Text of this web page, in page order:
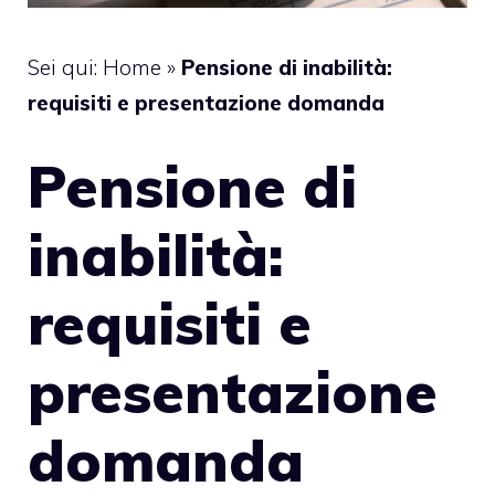
Sei qui: Home » Pensione di inabilità:
requisiti e presentazione domanda
Pensione di
inabilità:
requisiti e
presentazione
domanda